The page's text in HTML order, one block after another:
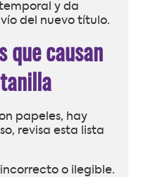
y da
del nuevo título.
que causan
papeles, hay
revisa esta lista
o ilegible.